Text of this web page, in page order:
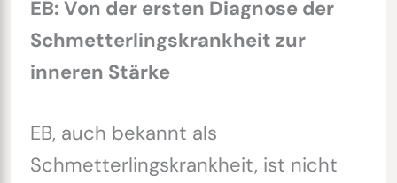
EB: Von der ersten Diagnose der
Schmetterlingskrankheit zur
inneren Stärke
EB, auch bekannt als
Schmetterlingskrankheit, ist nicht